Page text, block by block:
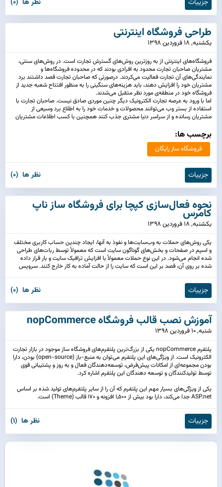
نظر ها (0) جزییات
طراحی فروشگاه اینترنتی
يكشنبه, 18 فروردین 1398
فروشگاه‌های اینترنتی از به روزترین روش‌های گسترش تجارت است. در روش‌های سنتی،
مشتریان صاحبان تجارت محدود به افرادی بودند که در محدوده فروشگاه‌ها و
نمایندگی‌های آن تجارت فعالیت می‌کردند. درصورتی که صاحبان تجارت قصد داشتند برد
مشتریان خود را افزایش دهند، باید هزینه‌های سنگینی را به منظور افتتاح شعبه جدید از
فروشگاه خود در منطقه‌ی مورد نظر متقبل می‌شدند.
اما با ورود به عرصه تجارت الکترونیک دیگر چنین موردی صادق نیست. صاحبان تجارت با
استفاده از بستر وب می‌توانند محصولات و خدمات خود را به اطلاع برد وسیعی از
مشتریان رسانده و از سراسر دنیا مشتری جذب کنند همچنین با کسب اطلاعات مشتریان
افزایش پیدا می‌کند.
برچسب ها:
فروشگاه ساز رایگان
نظر ها (0) جزییات
نحوه فعال‌سازی کپچا برای فروشگاه ساز ناپ
کامرس
يكشنبه, 18 فروردین 1398
یکی روش‌های حملات به وب‌سایت‌ها و نفوذ به آنها، ایجاد چندین حساب کاربری مختلف
و اسپم در صفحات و بخش‌های گوناگون سایت است که معمولاً توسط ربات‌های طراحی
شده انجام می‌شود. در این نوع حملات معمولاً با افزایش ترافیک سایت و بار قرار داده
شده بر روی آن، قصد بر این است که سایت را از حالت آماده به کار خارج کنند. سرویس
سرویس با بررسی اینکه آیا کاربر یک شخص است یا یک ربات، از ایجاد اسپم و/یا
درخواست‌های مکرر ورود به سایت جلوگیری می‌کند.
نظر ها (0) جزییات
آموزش نصب قالب فروشگاه nopCommerce
شنبه, 10 فروردین 1398
پلتفرم nopCommerce یکی از بزرگ‌ترین پلتفرم‌های فروشگاه ساز موجود در بازار تجارت
الکترونیک است. از ویژگی‌های این پلتفرم می‌توان به منبع-باز (open-source) بودن، دارا
بودن مجموعه‌ای از امکانات پیش‌فرض، توسعه‌دهندگان فعال و به روز و پشتیبانی قوی
توسط تولیدکنندگان و توسعه دهندگان این پلتفرم اشاره کرد.
یکی از ویژگی‌های بسیار مهم این پلتفرم که آن را از سایر پلتفرم‌های تولید شده بر اساس
ASP.net جدا می‌کند، دارا بود بیش از 1,500 افزونه و 170 قالب (Theme) است.
نظر ها (1) جزییات